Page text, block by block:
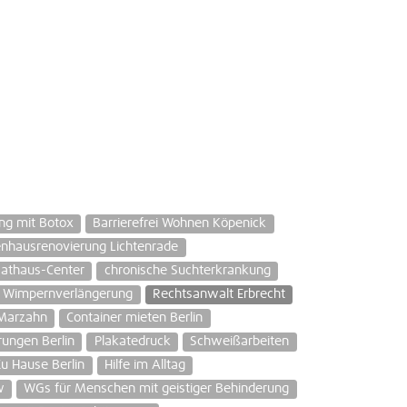
mit Botox
Barrierefrei Wohnen Köpenick
Lichtenrade
Center
chronische Suchterkrankung
Wimpernverlängerung
Rechtsanwalt Erbrecht
Container mieten Berlin
Berlin Plakatedruck
Schweißarbeiten
Hause Berlin
Hilfe im Alltag
WGs für Menschen mit geistiger Behinderung